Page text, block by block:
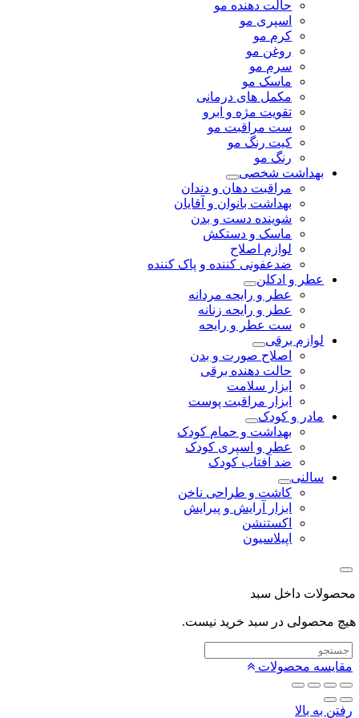
حالت دهنده مو
اسپری مو
کرم مو
روغن مو
سرم مو
ماسک مو
مکمل های درمانی
تقویت مژه و ابرو
ست مراقبت مو
کیت رنگ مو
رنگ مو
بهداشت شخصی
مراقبت دهان و دندان
بهداشت بانوان و آقایان
شوینده دست و بدن
ماسک و دستکش
لوازم اصلاح
ضدعفونی کننده و پاک کننده
عطر و ادکلن
عطر و رایحه مردانه
عطر و رایحه زنانه
ست عطر و رایحه
لوازم برقی
اصلاح صورت و بدن
حالت دهنده برقی
ابزار سلامت
ابزار مراقبت پوست
مادر و کودک
بهداشت و حمام کودک
عطر و اسپری کودک
ضد آفتاب کودک
سالنی
کاشت و طراحی ناخن
ابزار آرایش و پیرایش
اکستنشن
اپیلاسیون
داخل سبد
در سبد خرید نیست.
محصولات
به بالا